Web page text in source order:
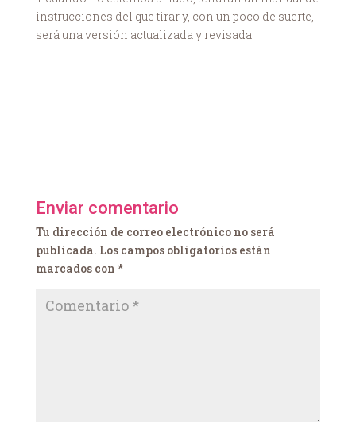
instrucciones del que tirar y, con un poco de suerte,
será una versión actualizada y revisada.
Enviar comentario
Tu dirección de correo electrónico no será
publicada. Los campos obligatorios están
marcados con *